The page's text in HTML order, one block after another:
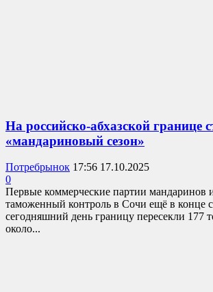
На российско-абхазской границе
«мандариновый сезон»
Потребрынок 17:56 17.10.2025
0
Первые коммерческие партии мандаринов
таможенный контроль в Сочи ещё в конце
сегодняшний день границу пересекли 177
около...